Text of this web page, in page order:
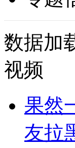
数据加
视频
果然
友拉